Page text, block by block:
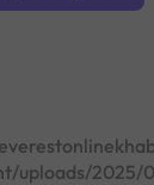
uploads/2025/